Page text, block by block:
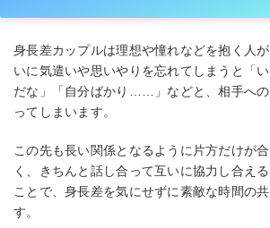
身長差カップルは理想や憧れなどを抱く人
いに気遣いや思いやりを忘れてしまうと「
だな」「自分ばかり……」などと、相手へ
ってしまいます。
この先も長い関係となるように片方だけが
く、きちんと話し合って互いに協力し合え
ことで、身長差を気にせずに素敵な時間の
す。